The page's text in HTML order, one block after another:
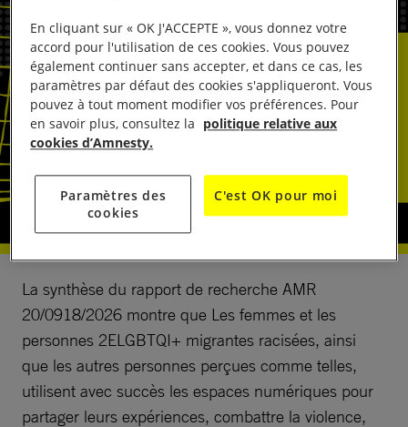
La synthèse du rapport de recherche AMR
20/0918/2026 montre que Les femmes et les
personnes 2ELGBTQI+ migrantes racisées, ainsi
que les autres personnes perçues comme telles,
utilisent avec succès les espaces numériques pour
partager leurs expériences, combattre la violence,
En cliquant sur « OK J'ACCEPTE », vous donnez votre
accord pour l'utilisation de ces cookies. Vous pouvez
également continuer sans accepter, et dans ce cas, les
paramètres par défaut des cookies s'appliqueront. Vous
pouvez à tout moment modifier vos préférences. Pour
en savoir plus, consultez la politique relative aux
cookies d’Amnesty.
Paramètres des
cookies
C'est OK pour moi